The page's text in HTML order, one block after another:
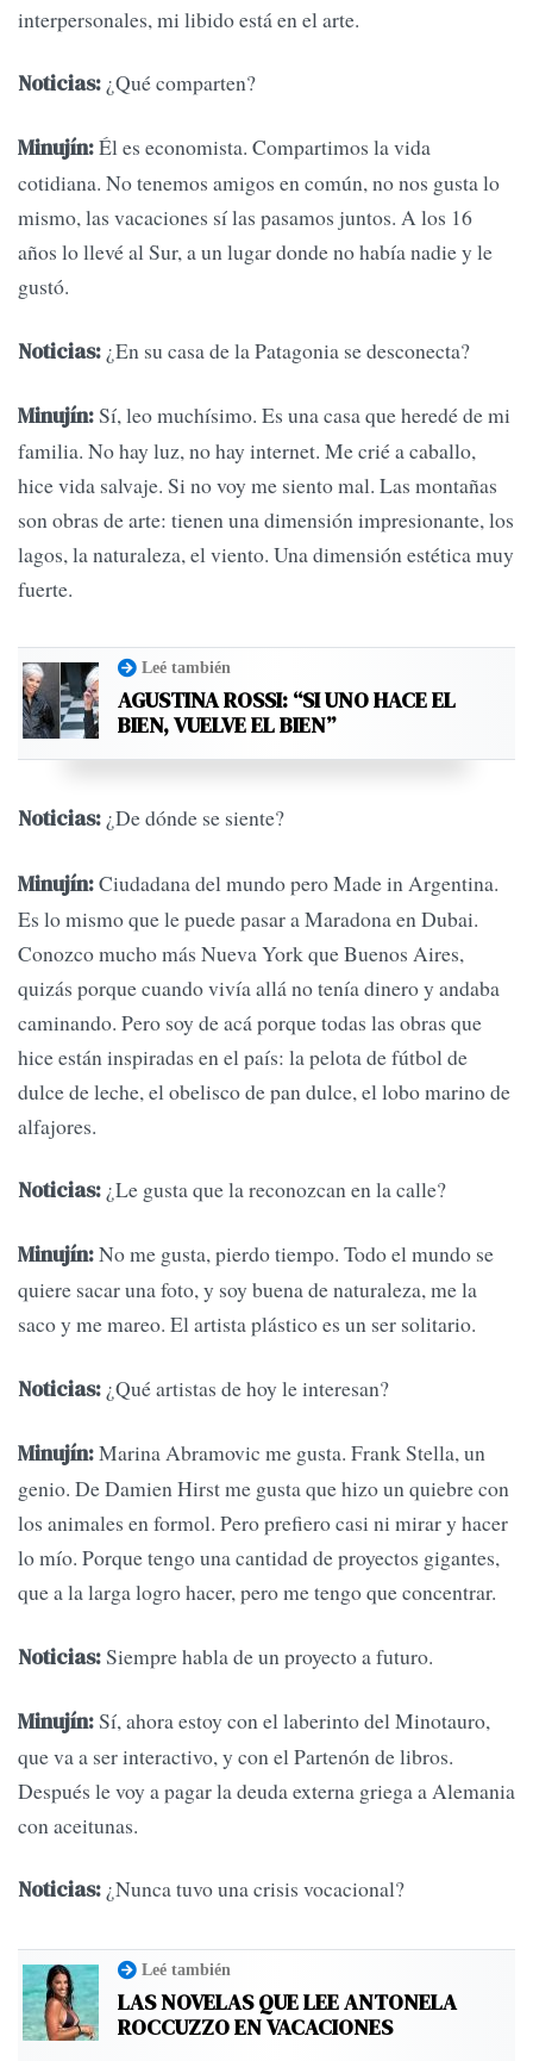
interpersonales, mi libido está en el arte.
Noticias: ¿Qué comparten?
Minujín:Él es economista. Compartimos la vida
cotidiana. No tenemos amigos en común, no nos gusta lo
mismo, las vacaciones sí las pasamos juntos. A los 16
años lo llevé al Sur, a un lugar donde no había nadie y le
gustó.
Noticias: ¿En su casa de la Patagonia se desconecta?
Minujín:Sí, leo muchísimo. Es una casa que heredé de mi
familia. No hay luz, no hay internet. Me crié a caballo,
hice vida salvaje. Si no voy me siento mal. Las montañas
son obras de arte: tienen una dimensión impresionante, los
lagos, la naturaleza, el viento. Una dimensión estética muy
fuerte.
Leé también
AGUSTINA ROSSI: “SI UNO HACE EL
BIEN, VUELVE EL BIEN”
Noticias: ¿De dónde se siente?
Minujín:Ciudadana del mundo pero Made in Argentina.
Es lo mismo que le puede pasar a Maradona en Dubai.
Conozco mucho más Nueva York que Buenos Aires,
quizás porque cuando vivía allá no tenía dinero y andaba
caminando. Pero soy de acá porque todas las obras que
hice están inspiradas en el país: la pelota de fútbol de
dulce de leche, el obelisco de pan dulce, el lobo marino de
alfajores.
Noticias: ¿Le gusta que la reconozcan en la calle?
Minujín:No me gusta, pierdo tiempo. Todo el mundo se
quiere sacar una foto, y soy buena de naturaleza, me la
saco y me mareo. El artista plástico es un ser solitario.
Noticias: ¿Qué artistas de hoy le interesan?
Minujín:Marina Abramovic me gusta. Frank Stella, un
genio. De Damien Hirst me gusta que hizo un quiebre con
los animales en formol. Pero prefiero casi ni mirar y hacer
lo mío. Porque tengo una cantidad de proyectos gigantes,
que a la larga logro hacer, pero me tengo que concentrar.
Noticias:Siempre habla de un proyecto a futuro.
Minujín:Sí, ahora estoy con el laberinto del Minotauro,
que va a ser interactivo, y con el Partenón de libros.
Después le voy a pagar la deuda externa griega a Alemania
con aceitunas.
Noticias: ¿Nunca tuvo una crisis vocacional?
Leé también
LAS NOVELAS QUE LEE ANTONELA
ROCCUZZO EN VACACIONES